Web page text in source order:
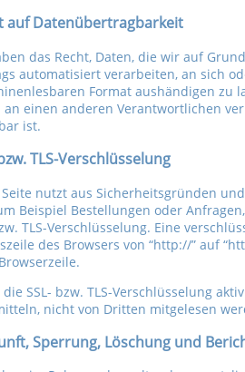
auf Datenübertragbarkeit
das Recht, Daten, die wir auf
automatisiert verarbeiten, an sich
Format aushändigen zu
an einen anderen Verantwortlichen
ist.
TLS-Verschlüsselung
Seite nutzt aus Sicherheitsgründen
Beispiel Bestellungen oder
TLS-Verschlüsselung. Eine
des Browsers von “http://” auf
SSL- bzw. TLS-Verschlüsselung
nicht von Dritten mitgelesen
Sperrung, Löschung und